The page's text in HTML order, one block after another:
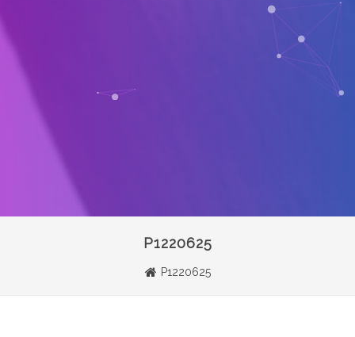
P1220625
P1220625